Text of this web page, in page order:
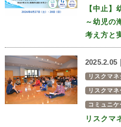
【中止】
～幼児の
考え方と
2025.2.05｜
リスクマ
リスクマネ
コミュニケ
リスクマ